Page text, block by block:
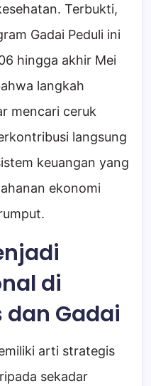
Terbukti,
Gadai Peduli ini
hingga akhir Mei
langkah
mencari ceruk
langsung
keuangan yang
ekonomi
di
dan Gadai
arti strategis
sekadar